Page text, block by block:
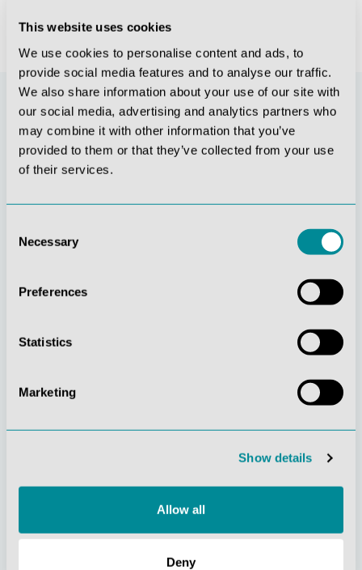
This website uses cookies
We use cookies to personalise content and ads, to
provide social media features and to analyse our traffic.
We also share information about your use of our site with
our social media, advertising and analytics partners who
may combine it with other information that you’ve
provided to them or that they’ve collected from your use
of their services.
Selection
Necessary
Preferences
Statistics
Marketing
Show details
Allow all
Deny
Verantwortung